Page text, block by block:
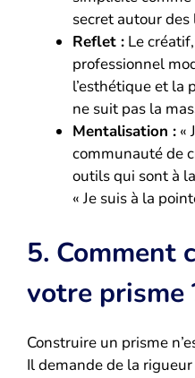
secret autour
Reflet : Le
professionnel
l’esthétique et la
ne suit pas la
Mentalisation : «
communauté de
outils qui sont à
« Je suis à la
5. Comment
votre prisme
Construire un prisme
Il demande de la rigueur